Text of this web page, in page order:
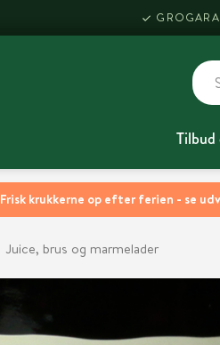
Frisk krukkerne op efter ferien - se
Tilbud
Juice, brus og marmelader